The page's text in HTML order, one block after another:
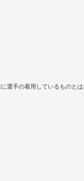
選手の着用しているものと